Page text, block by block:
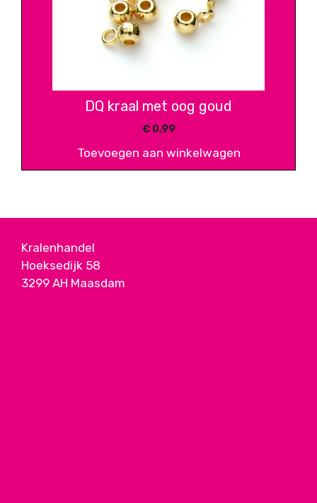
DQ kraal met oog goud
€0,99
Toevoegen aan winkelwagen
Kralenhandel
Hoeksedijk 58
3299 AH Maasdam